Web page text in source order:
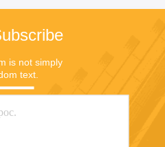
is not simply
text.